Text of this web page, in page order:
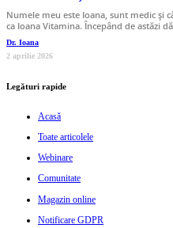
Numele meu este Ioana, sunt medic și
ca Ioana Vitamina. Începând de astăzi
Dr. Ioana
2 aprilie 2026
Legături rapide
Acasă
Toate articolele
Webinare
Comunitate
Magazin online
Notificare GDPR